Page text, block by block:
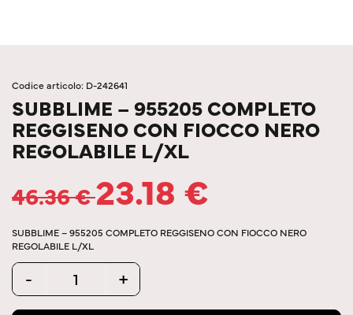
Codice articolo: D-242641
SUBBLIME – 955205 COMPLETO
REGGISENO CON FIOCCO NERO
REGOLABILE L/XL
46.36€23.18 €
SUBBLIME – 955205 COMPLETO REGGISENO CON FIOCCO NERO
REGOLABILE L/XL
Quantity
- +